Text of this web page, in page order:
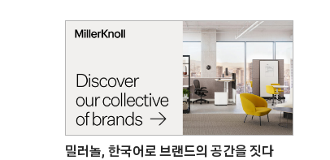
밀러놀, 한국어로 브랜드의 공간을 짓다